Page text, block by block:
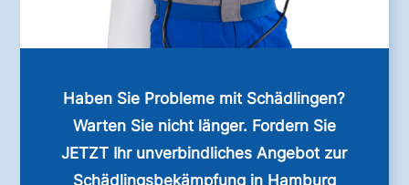
Haben Sie Probleme mit Schädlingen?
Warten Sie nicht länger. Fordern Sie
JETZT Ihr unverbindliches Angebot zur
Schädlingsbekämpfung in Hamburg